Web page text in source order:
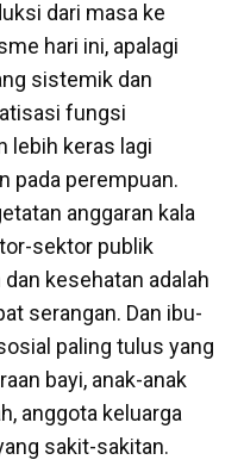
dari masa ke
hari ini, apalagi
sistemik dan
fungsi
lebih keras lagi
pada perempuan.
anggaran kala
sektor publik
kesehatan adalah
serangan. Dan ibu-
paling tulus yang
bayi, anak-anak
anggota keluarga
sakit-sakitan.